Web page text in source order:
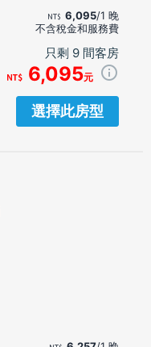
6,095/1 晚
不含稅金和服務費
只剩 9 間客房
6,095元
選擇此房型